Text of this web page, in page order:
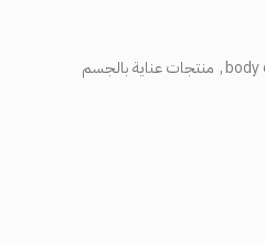
, منتجات عناية بالجسم